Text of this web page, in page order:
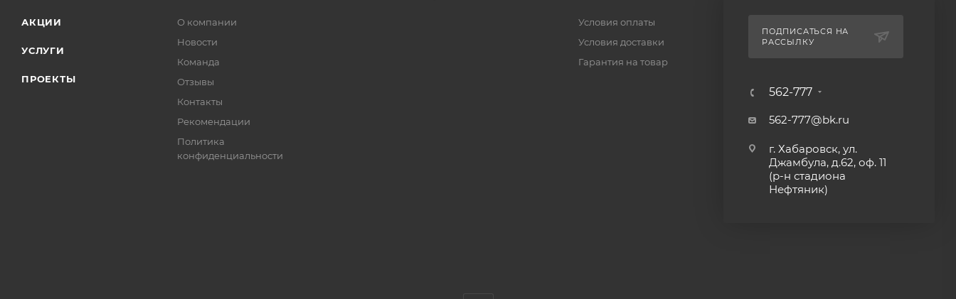
АКЦИИ
УСЛУГИ
ПРОЕКТЫ
О компании
Новости
Команда
Отзывы
Контакты
Рекомендации
Политика
конфиденциальности
Условия оплаты
Условия доставки
Гарантия на товар
ПОДПИСАТЬСЯ НА
РАССЫЛКУ
562-777
562-777@bk.ru
г. Хабаровск, ул.
Джамбула, д.62, оф. 11
(р-н стадиона
Нефтяник)